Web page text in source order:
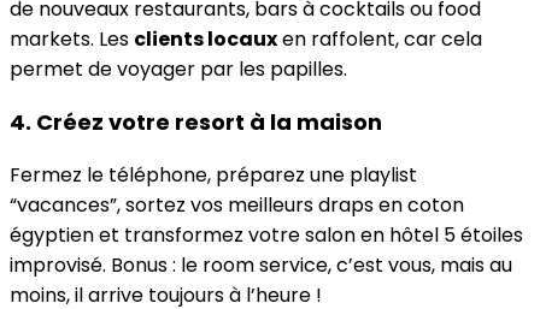
de nouveaux restaurants, bars à cocktails ou food
markets. Les clients locauxen raffolent, car cela
permet de voyager par les papilles.
4. Créez votre resort à la maison
Fermez le téléphone, préparez une playlist
“vacances”, sortez vos meilleurs draps en coton
égyptien et transformez votre salon en hôtel 5 étoiles
improvisé. Bonus : le room service, c’est vous, mais au
moins, il arrive toujours à l’heure !